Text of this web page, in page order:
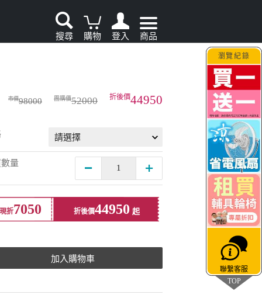
搜尋 購物 登入 商品
家電輕鬆租．LG家
98000 52000 44950
量
現折7050 折後價44950
加入購物車
瀏覽紀錄
聯繫客服
TOP